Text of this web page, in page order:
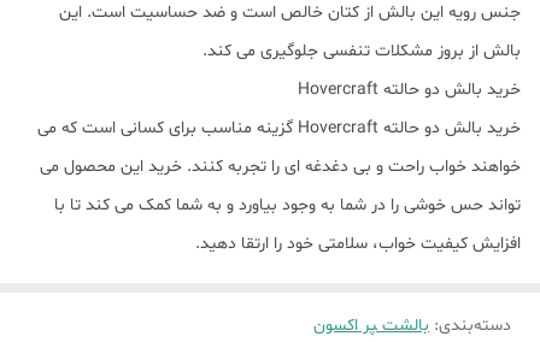
جنس رویه این بالش از کتان خالص است و ضد حساسیت است. این
بالش از بروز مشکلات تنفسی جلوگیری می کند.
خرید بالش دو حالته Hovercraft
خرید بالش دو حالته Hovercraft گزینه مناسب برای کسانی است که می
خواهند خواب راحت و بی دغدغه ای را تجربه کنند. خرید این محصول می
تواند حس خوشی را در شما به وجود بیاورد و به شما کمک می کند تا با
افزایش کیفیت خواب، سلامتی خود را ارتقا دهید.
دسته‌بندی: بالشت ‍‍‍پر اکسون